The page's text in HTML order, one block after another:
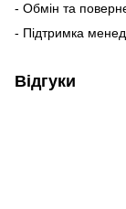
- Обмін та
- Підтримка
Відгуки